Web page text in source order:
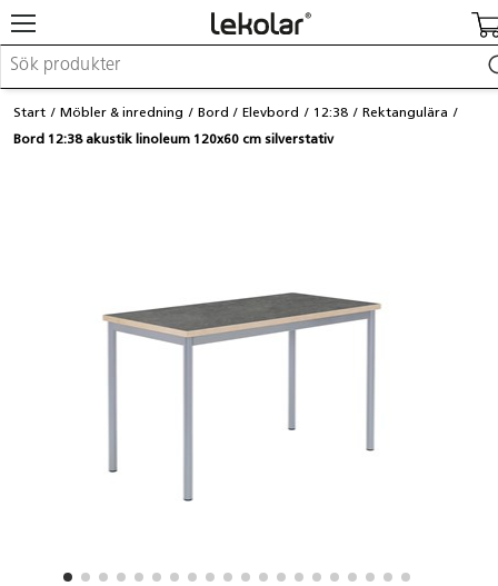
Möbler & inredning
Lekplatsutrustning & utemiljö
Logga in / Registrera dig
Start Möbler & inredning Bord Elevbord 12:38
Rektangulära
Bord 12:38 akustik linoleum 120x60 cm silverstativ